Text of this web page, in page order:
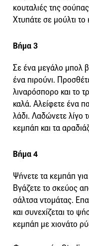
κουταλιές της
Χτυπάτε σε μούλτι
Βήμα 3
Σε ένα μεγάλο μπολ
ένα πιρούνι.
λιναρόσπορο και το
καλά. Αλείφετε ένα
λάδι. Λαδώνετε λίγο
κεμπάπ και τα
Βήμα 4
Ψήνετε τα κεμπάπ
Βγάζετε το σκεύος
σάλτσα ντομάτας.
και συνεχίζεται το
κεμπάπ με χιονάτο